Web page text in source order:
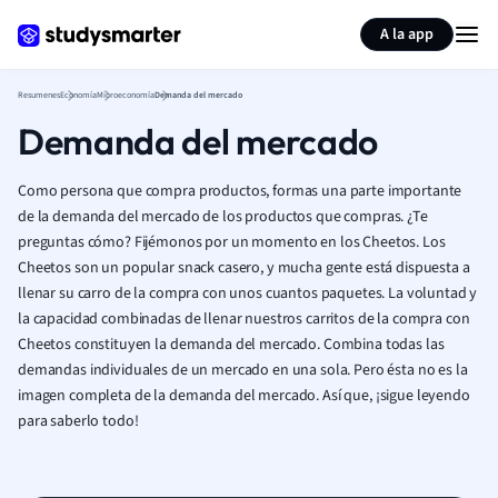
A la app
ResumenesEconomíaMicroeconomíaDemanda del mercado
Demanda del mercado
Como persona que compra productos, formas una parte importante
de la demanda del mercado de los productos que compras. ¿Te
preguntas cómo? Fijémonos por un momento en los Cheetos. Los
Cheetos son un popular snack casero, y mucha gente está dispuesta a
llenar su carro de la compra con unos cuantos paquetes. La voluntad y
la capacidad combinadas de llenar nuestros carritos de la compra con
Cheetos constituyen la demanda del mercado. Combina todas las
demandas individuales de un mercado en una sola. Pero ésta no es la
imagen completa de la demanda del mercado. Así que, ¡sigue leyendo
para saberlo todo!
Resumir página